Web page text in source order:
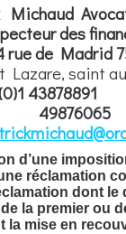
Michaud
des
rue de Madrid
Lazare, saint
43878891
49876065
d’une
réclamation
dont le
la premier ou
la mise en